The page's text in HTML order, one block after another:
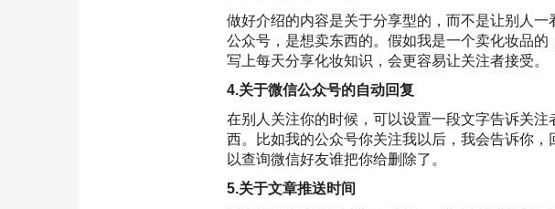
做好介绍的内容是关于分享型的，而不是让别人
公众号，是想卖东西的。假如我是一个卖化妆品
写上每天分享化妆知识，会更容易让关注者接受。
4.关于微信公众号的自动回复
在别人关注你的时候，可以设置一段文字告诉关
西。比如我的公众号你关注我以后，我会告诉你
以查询微信好友谁把你给删除了。
5.关于文章推送时间